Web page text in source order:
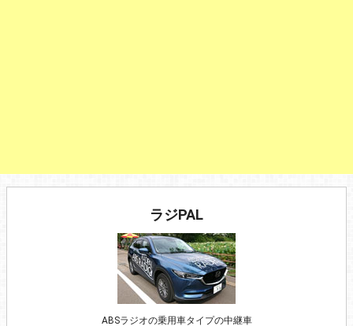
ラジPAL
ABSラジオの乗用車タイプの中継車